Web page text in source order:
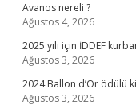
Avanos nereli ?
Ağustos 4, 2026
2025 yılı için İDDEF
Ağustos 3, 2026
2024 Ballon d’Or ödülü
Ağustos 3, 2026